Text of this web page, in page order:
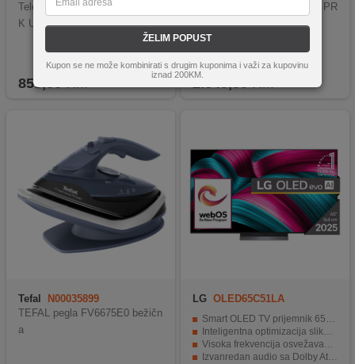
ŽELIM POPUST
Kupon se ne može kombinirati s drugim kuponima i važi za kupovinu
iznad 200KM.
Televizor Smart QD-Mini LED 4
K UltraHD 55", Google TV
859,00KM
HISENSE LED TV 85E7NQ PR
O
2.649,90KM
Tefal
N00035899
TEFAL pegla FV6675E0 bežičn
a
LG OLED65C51LA
Smart OLED TV prijemnik 65" ( 164 cm )
Inteligentna optimizacija slike i zvuka kroz α9 AI procesor
Visoka frekvencija osvežavanja i VRR za besprijekorno igranje
Izvanredan audio sa Dolby Atmos i AI poboljšanjima